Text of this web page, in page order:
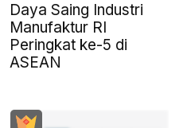
Daya Saing Industri
Manufaktur RI
Peringkat ke-5 di
ASEAN